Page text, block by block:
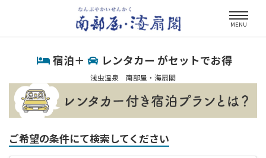
MENU
宿泊＋ レンタカー がセットでお得
浅虫温泉 南部屋・海扇閣
ご希望の条件にて検索してください